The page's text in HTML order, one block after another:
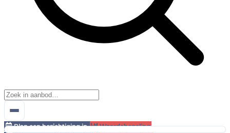
Plan een bezichtiging in
Waardebepaling